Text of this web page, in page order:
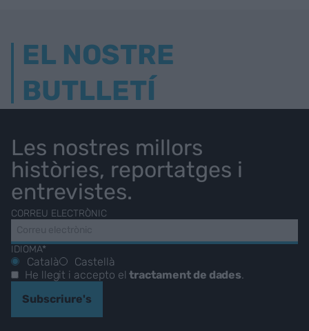
EL NOSTRE
BUTLLETÍ
Les nostres millors
històries, reportatges i
entrevistes.
CORREU ELECTRÒNIC
IDIOMA*
Català
Castellà
He llegit i accepto eltractament de dades
Subscriure's